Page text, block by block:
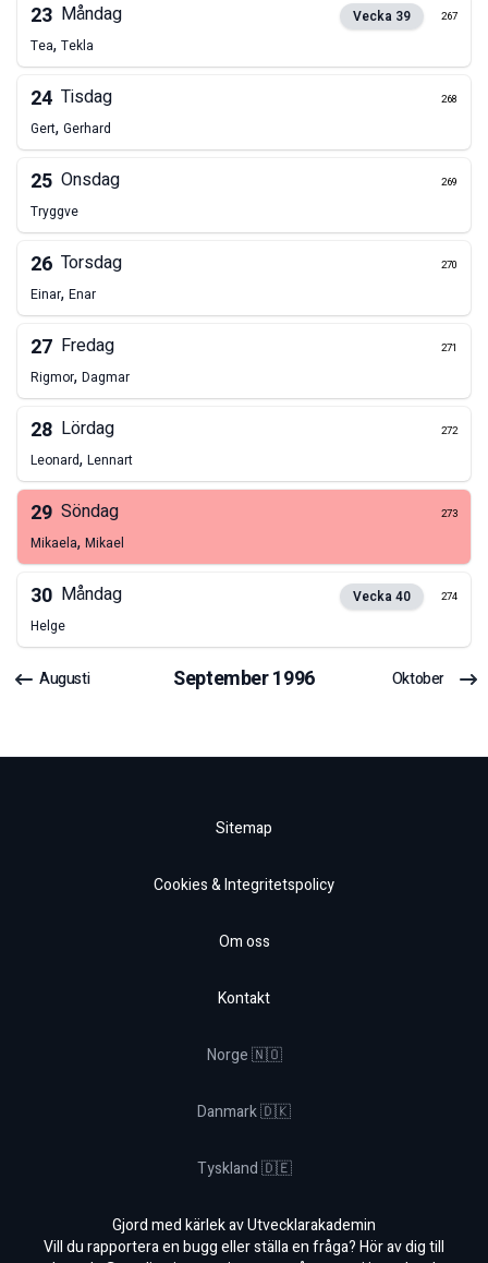
23 Måndag Vecka 39 267
Tea, Tekla
24 Tisdag 268
Gert, Gerhard
25 Onsdag 269
Tryggve
26 Torsdag 270
Einar, Enar
27 Fredag 271
Rigmor, Dagmar
28 Lördag 272
Leonard, Lennart
29 Söndag 273
Mikaela, Mikael
30 Måndag Vecka40 274
Helge
Augusti September1996 Oktober
Sitemap
Cookies & Integritetspolicy
Om oss
Kontakt
Norge 🇳🇴
Danmark 🇩🇰
Tyskland 🇩🇪
Gjord med kärlek av Utvecklarakademin
Vill du rapportera en bugg eller ställa en fråga? Hör av dig till